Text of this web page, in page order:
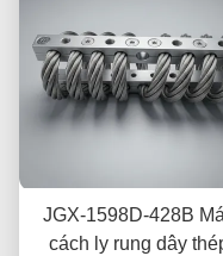
JGX-1598D-428B
cách ly rung dây